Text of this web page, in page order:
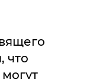
что